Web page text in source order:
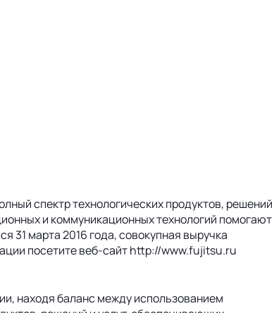
спектр технологических продуктов, решений
и коммуникационных технологий помогают
31 марта 2016 года, совокупная выручка
посетите веб-сайт http://www.fujitsu.ru
находя баланс между использованием